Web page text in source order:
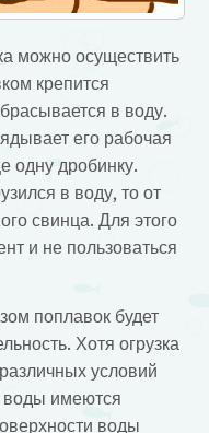
можно осуществить
крепится
в воду.
его рабочая
одну дробинку.
в воду, то от
свинца. Для этого
и не пользоваться
поплавок будет
Хотя огрузка
условий
воды имеются
воды